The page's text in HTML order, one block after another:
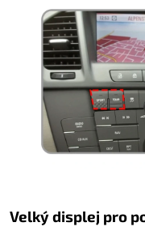
Velký displej pro